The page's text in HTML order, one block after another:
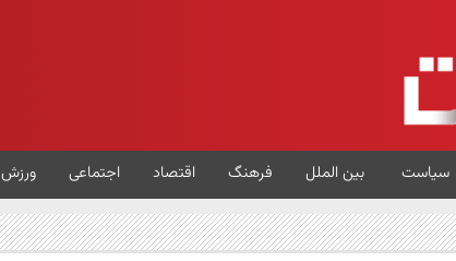
سیاست بین الملل فرهنگ اقتصاد اجتماعی ورزش